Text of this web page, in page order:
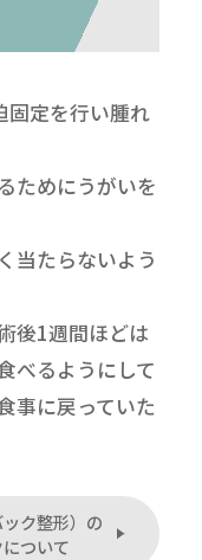
固定を行い腫れ
ためにうがいを
当たらないよう
後1週間ほどは
べるようにして
事に戻っていた
ク整形）の
ついて